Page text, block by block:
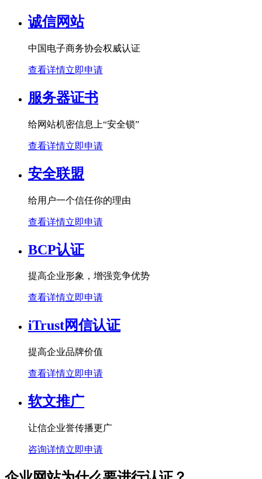
诚信网站
中国电子商务协会权威认证
查看详情立即申请
服务器证书
给网站机密信息上“安全锁”
查看详情立即申请
安全联盟
给用户一个信任你的理由
查看详情立即申请
BCP认证
提高企业形象，增强竞争优势
查看详情立即申请
iTrust网信认证
提高企业品牌价值
查看详情立即申请
软文推广
让信企业誉传播更广
咨询详情立即申请